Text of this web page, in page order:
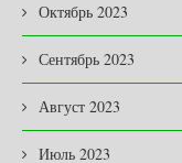
Октябрь 2023
Сентябрь 2023
Август 2023
Июль 2023